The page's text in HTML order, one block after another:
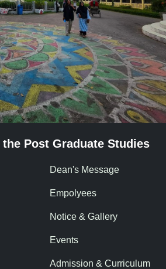
Post Graduate Studies
Dean's Message
Empolyees
Notice & Gallery
Events
Admission & Curriculum